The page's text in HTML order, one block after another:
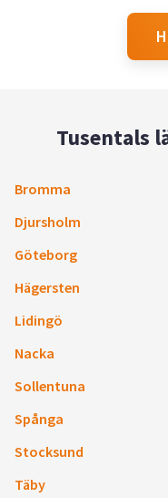
Tusentals
Bromma
Djursholm
Göteborg
Hägersten
Lidingö
Nacka
Sollentuna
Spånga
Stocksund
Täby